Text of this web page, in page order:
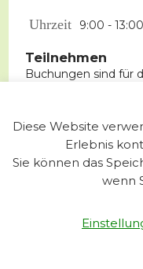
Uhrzeit 9:00 - 13:00
Teilnehmen
Buchungen sind für
Datenschutz
Diese Website
Erlebnis
Sie können das
wenn